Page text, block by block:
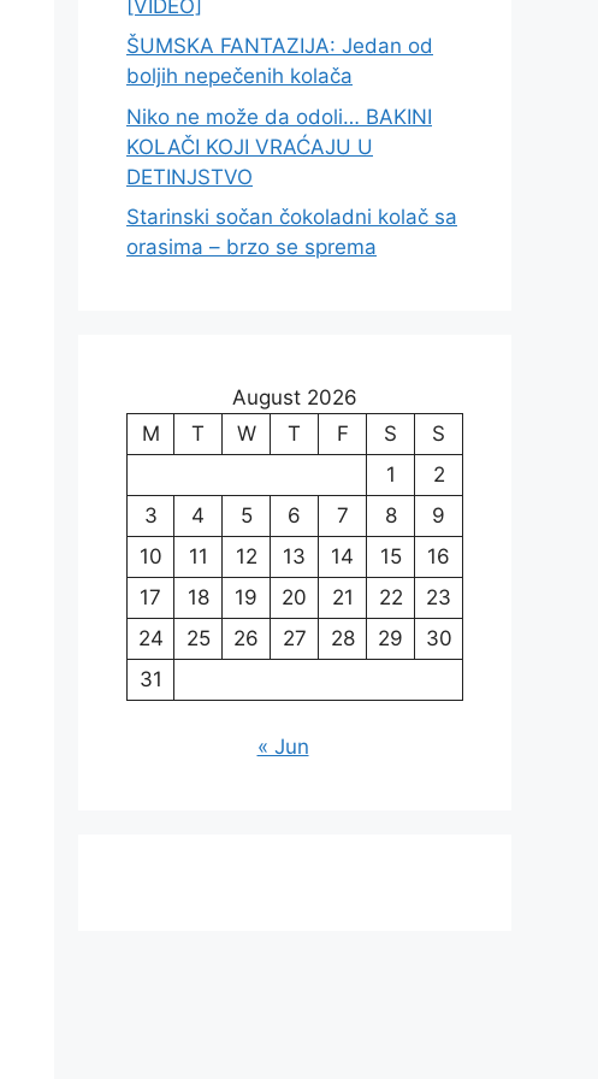
[VIDEO]
ŠUMSKA FANTAZIJA: Jedan od
boljih nepečenih kolača
Niko ne može da odoli… BAKINI
KOLAČI KOJI VRAĆAJU U
DETINJSTVO
Starinski sočan čokoladni kolač sa
orasima – brzo se sprema
August 2026
M
T W T F S
S
1
2
3
4 5 6 7 8
9
10
11 12 13 14 15
16
17
18 19 20 21 22
23
24
25 26 27 28 29
30
31
« Jun